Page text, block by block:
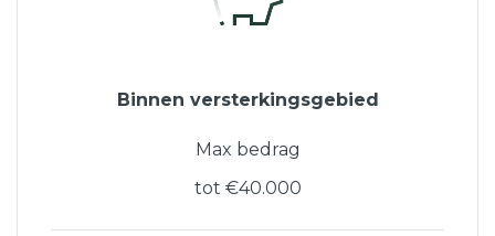
Binnen versterkingsgebied
Max bedrag
tot €40.000